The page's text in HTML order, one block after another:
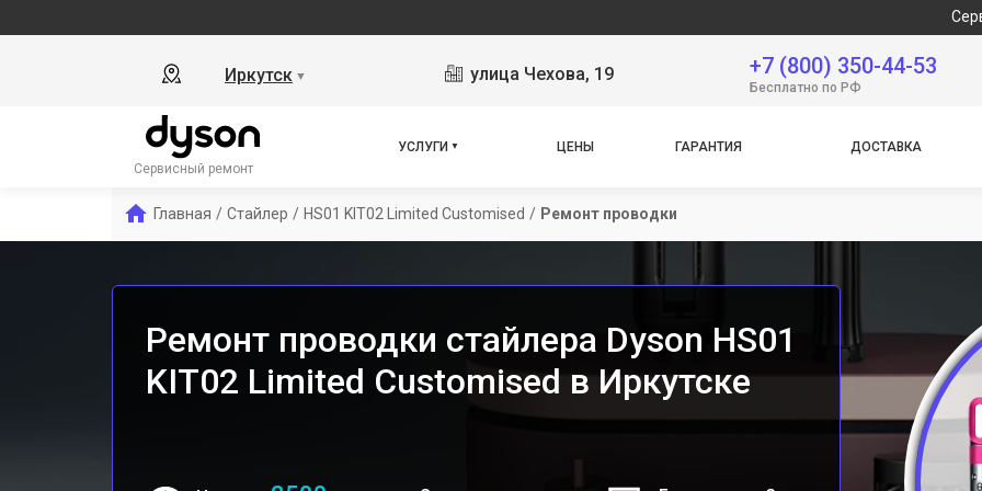
Сервисный
Иркутск ▼ улица Чехова, 19 +7 (800) 350-44-53
Бесплатно по РФ
Сервисный ремонт
УСЛУГИ ЦЕНЫ ГАРАНТИЯ ДОСТАВКА
Главная / Стайлер / HS01 KIT02 Limited Customised / Ремонт проводки
Ремонт проводки стайлера Dyson HS01
KIT02 Limited Customised в Иркутске